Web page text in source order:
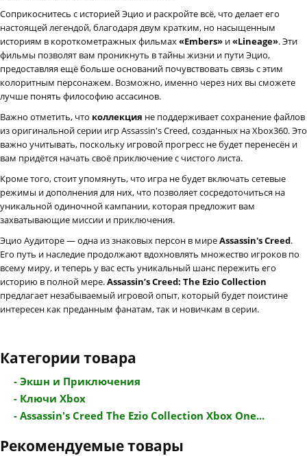
Соприкоснитесь с историей Эцио и раскройте всё, что делает его
настоящей легендой, благодаря двум кратким, но насыщенным
историям в короткометражных фильмах«Embers» и«Lineage». Эти
фильмы позволят вам проникнуть в тайны жизни и пути Эцио,
предоставляя ещё больше оснований почувствовать связь с этим
колоритным персонажем. Возможно, именно через них вы сможете
лучше понять философию ассасинов.
Важно отметить, что коллекция не поддерживает сохранение файлов
из оригинальной серии игр Assassin's Creed, созданных на Xbox360. Это
важно учитывать, поскольку игровой прогресс не будет перенесён и
вам придётся начать своё приключение с чистого листа.
Кроме того, стоит упомянуть, что игра не будет включать сетевые
режимы и дополнения для них, что позволяет сосредоточиться на
уникальной одиночной кампании, которая предложит вам
захватывающие миссии и приключения.
Эцио Аудиторе — одна из знаковых персон в миреAssassin's Creed.
Его путь и наследие продолжают вдохновлять множество игроков по
всему миру, и теперь у вас есть уникальный шанс пережить его
историю в полной мере.Assassin’s Creed: The Ezio Collection
предлагает незабываемый игровой опыт, который будет поистине
интересен как преданным фанатам, так и новичкам в серии.
Категории товара
- Экшн и Приключения
- Ключи Xbox
- Assassin's Creed The Ezio Collection Xbox One...
Рекомендуемые товары